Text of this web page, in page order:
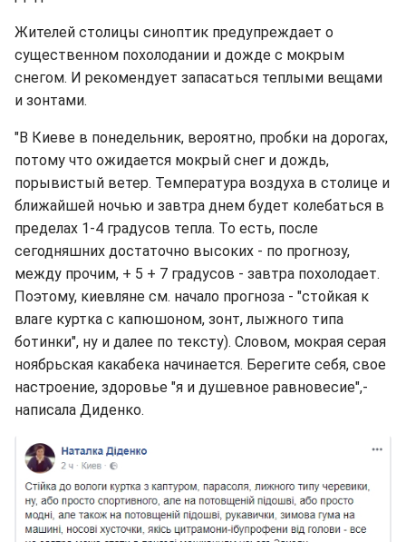
Жителей столицы синоптик предупреждает о
существенном похолодании и дожде с мокрым
снегом. И рекомендует запасаться теплыми вещами
и зонтами.
"В Киеве в понедельник, вероятно, пробки на дорогах,
потому что ожидается мокрый снег и дождь,
порывистый ветер. Температура воздуха в столице и
ближайшей ночью и завтра днем будет колебаться в
пределах 1-4 градусов тепла. То есть, после
сегодняшних достаточно высоких - по прогнозу,
между прочим, + 5 + 7 градусов - завтра похолодает.
Поэтому, киевляне см. начало прогноза - "стойкая к
влаге куртка с капюшоном, зонт, лыжного типа
ботинки", ну и далее по тексту). Словом, мокрая серая
ноябрьская какабека начинается. Берегите себя, свое
настроение, здоровье "я и душевное равновесие",-
написала Диденко.